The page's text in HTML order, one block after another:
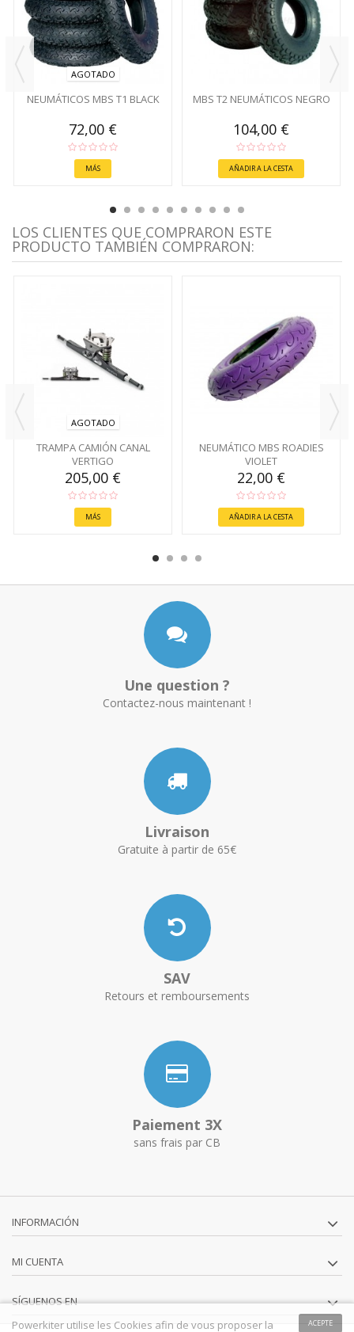
AGOTADO
NEUMÁTICOS MBS T1 BLACK
72,00 €
MÁS
MBS T2 NEUMÁTICOS NEGRO
104,00 €
AÑADIR A LA CESTA
LOS CLIENTES QUE COMPRARON ESTE
PRODUCTO TAMBIÉN COMPRARON:
AGOTADO
TRAMPA CAMIÓN CANAL
VERTIGO
205,00 €
MÁS
NEUMÁTICO MBS ROADIES
VIOLET
22,00 €
AÑADIR A LA CESTA
Une question ?
Contactez-nous maintenant !
Livraison
Gratuite à partir de 65€
SAV
Retours et remboursements
Paiement 3X
sans frais par CB
INFORMACIÓN
MI CUENTA
SÍGUENOS EN
ACEPTE
Powerkiter utilise les Cookies afin de vous proposer la